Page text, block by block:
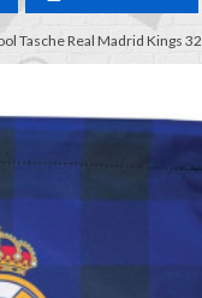
Tasche Real Madrid Kings